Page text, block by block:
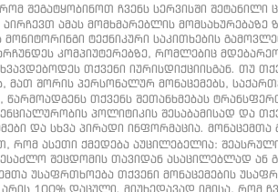
შეგატყობინოთ ჩვენს სერვისში
ამას მომხმარებლის
მონიტორინგი ტექნიკური საკითხების
კომპიუტერებზე, რომლებიც
თქვენი იურისდიქციისგან.
მათ შორის პერსონალურ მონაცემებს,
თქვენს შეთანხმებას
პოლიტიკის შესაბამისად და
და სხვა პირადი ინფორმაცია.
რომ ასეთი ქმედება აუცილებელია:
შეცდომის თავიდან ასაცილებლად
უსაფრთხოება თქვენი მონაცემების
100% დაცული. მიუხედავად იმისა, რომ